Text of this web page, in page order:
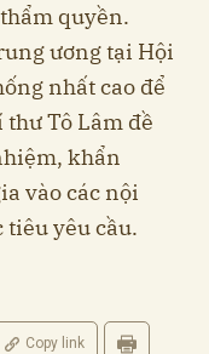
quyền.
ương tại Hội
nhất cao để
Tô Lâm đề
khẩn
vào các nội
tiêu yêu cầu.
Copy link